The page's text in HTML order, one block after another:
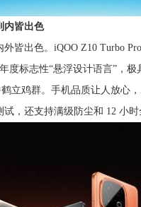
皆出色
出色。iQOO Z10 Turbo
度标志性“悬浮设计语言”，
立鸡群。手机品质让人放心
，还支持满级防尘和 12 小